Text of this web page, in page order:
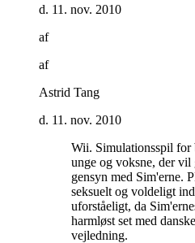
d. 11. nov. 2010
af
af
Astrid Tang
d. 11. nov. 2010
Wii. Simulationsspil for
unge og voksne, der
gensyn med Sim'erne.
seksuelt og voldeligt
uforståeligt, da
harmløst set med
vejledning.